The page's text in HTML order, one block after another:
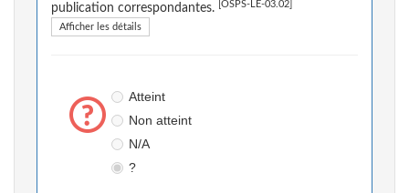
publication correspondantes.
[OSPS-LE-03.02]
Afficher les détails
Atteint
Non atteint
N/A
?